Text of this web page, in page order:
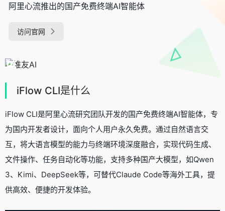
阿里心流推出的国产免费终端AI智能体
访问官网
iFlow CLI是什么
iFlow CLI是阿里心流研究团队开发的国产免费终端AI智能体，专
为国内开发者设计，面向个人用户永久免费。通过自然语言交
互，将大语言模型的能力与终端环境深度融合，实现代码生成、
文件操作、任务自动化等功能，支持多种国产大模型，如Qwen
3、Kimi、DeepSeek等，可替代Claude Code等海外工具，提
供高效、便捷的开发体验。